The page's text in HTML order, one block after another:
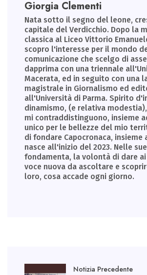
Giorgia Clementi
Nata sotto il segno del leone,
capitale del Verdicchio. Dopo la
classica al Liceo Vittorio
scopro l'interesse per il mondo
comunicazione che scelgo di
dapprima con una triennale
Macerata, ed in seguito con una
magistrale in Giornalismo ed
all'Università di Parma. Spirito
dinamismo, (e relativa
mi contraddistinguono, insieme
unico per le bellezze del mio
di fondare Capocronaca, insieme
nasce all'inizio del 2023. Nelle sue
fondamenta, la volontà di dare
voce nuova da ascoltare e
loro, cosa accade ogni giorno.
Notizia Precedente